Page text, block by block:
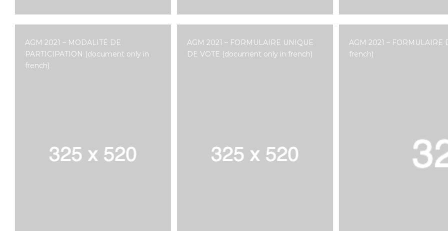
AGM 2021 – MODALITÉ DE
PARTICIPATION (document only in
french)
AGM 2021 – FORMULAIRE UNIQUE
DE VOTE (document only in french)
AGM 2021 –
french)